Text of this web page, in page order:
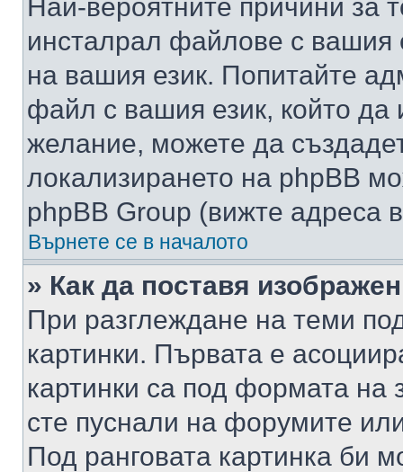
Най-вероятните причини за
инсталрал файлове с вашия
на вашия език. Попитайте
файл с вашия език, който да
желание, можете да
локализирането на phpBB
phpBB Group (вижте адреса
Върнете се в началото
» Как да поставя
При разглеждане на теми
картинки. Първата е
картинки са под формата на
сте пуснали на форумите
Под ранговата картинка би